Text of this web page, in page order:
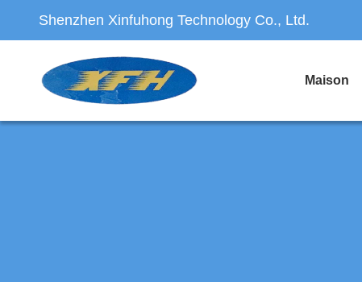
Shenzhen Xinfuhong Technology Co., Ltd.
Maison